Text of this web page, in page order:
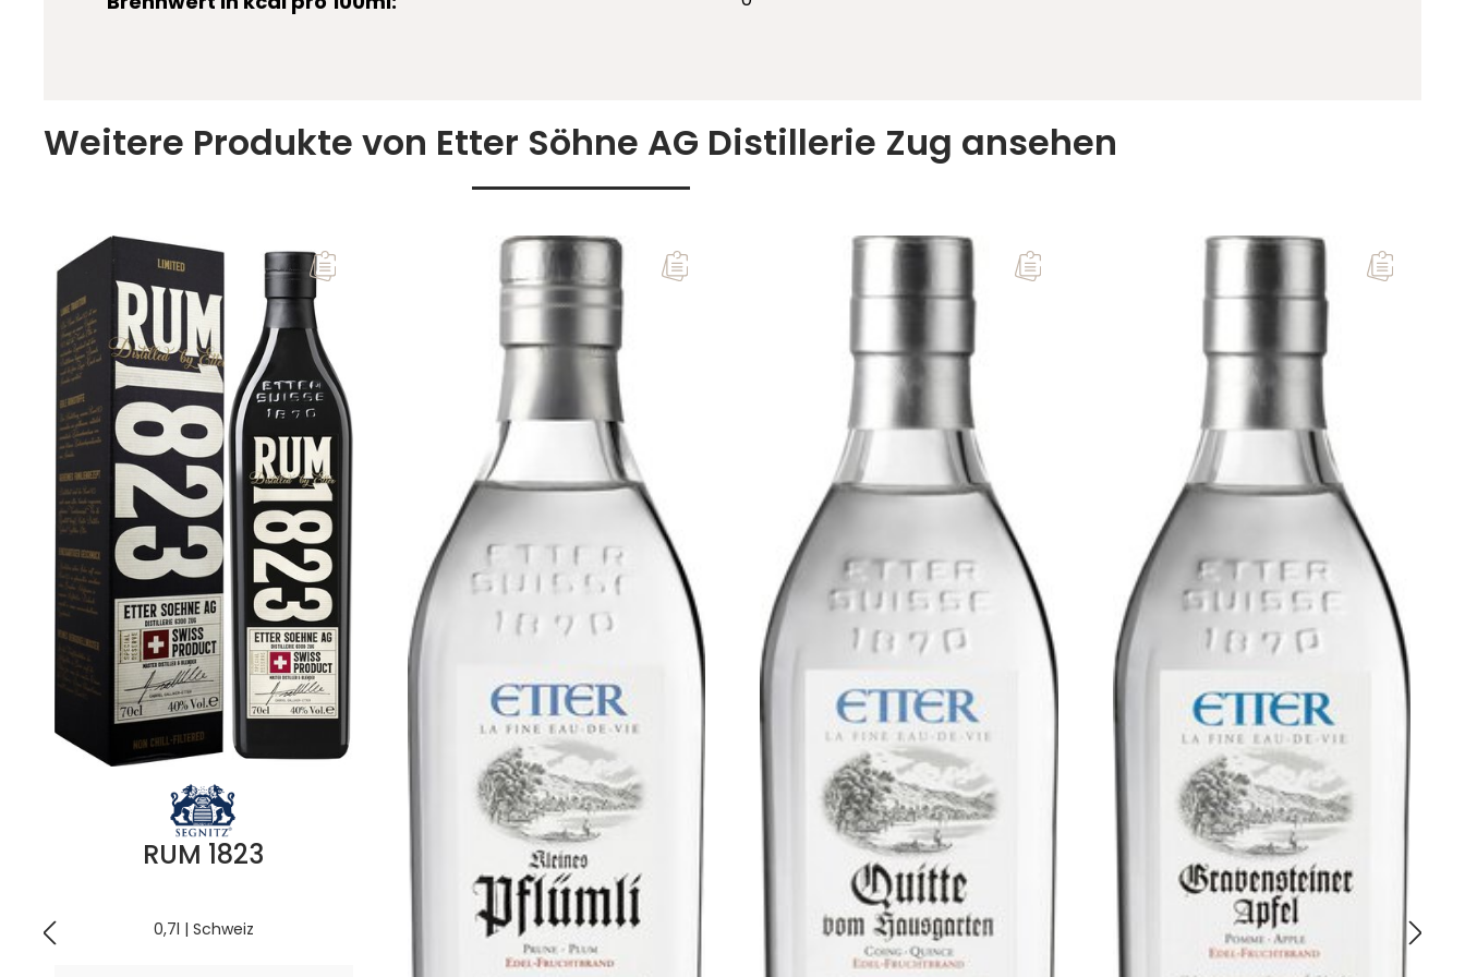
Weitere Produkte von Etter Söhne AG Distillerie Zug ansehen
RUM 1823
0,7l | Schweiz